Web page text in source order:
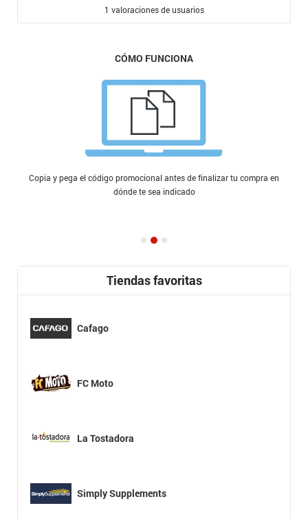
1 valoraciones de usuarios
CÓMO FUNCIONA
Copia y pega el código promocional antes de finalizar tu compra en
dónde te sea indicado
Tiendas favoritas
Cafago
FC Moto
La Tostadora
Simply Supplements